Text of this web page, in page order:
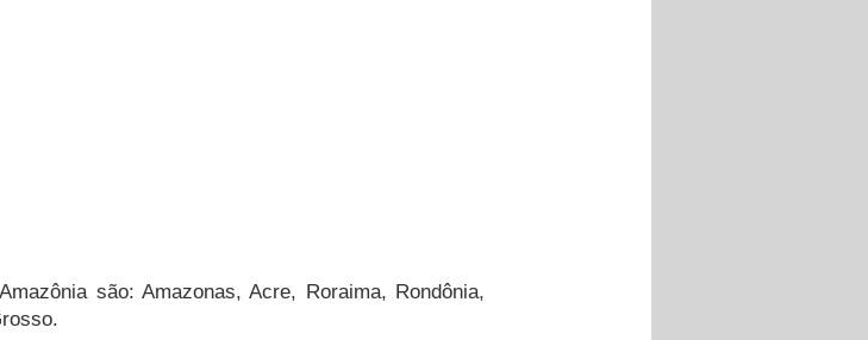
são: Amazonas, Acre, Roraima, Rondônia,